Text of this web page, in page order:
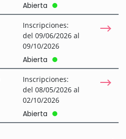
Abierta
Inscripciones:
del 09/06/2026 al
09/10/2026
Abierta
Inscripciones:
del 08/05/2026 al
02/10/2026
Abierta